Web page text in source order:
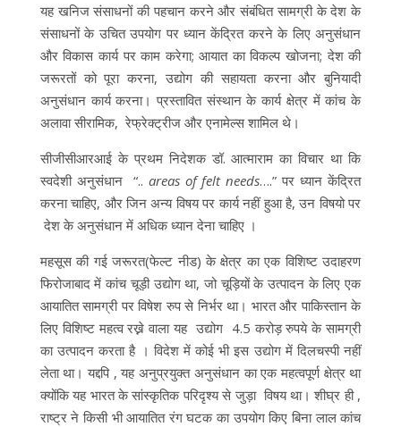
यह खनिज संसाधनों की पहचान करने और संबंधित सामग्री के देश के
संसाधनों के उचित उपयोग पर ध्यान केंद्रित करने के लिए अनुसंधान
और विकास कार्य पर काम करेगा; आयात का विकल्प खोजना; देश की
जरूरतों को पूरा करना, उद्योग की सहायता करना और बुनियादी
अनुसंधान कार्य करना। प्रस्तावित संस्थान के कार्य क्षेत्र में कांच के
अलावा सीरामिक, रेफ्रेक्ट्रीज और एनामेल्स शामिल थे।
सीजीसीआरआई के प्रथम निदेशक डॉ. आत्माराम का विचार था कि
स्वदेशी अनुसंधान “.. areas of felt needs….” पर ध्यान केंद्रित
करना चाहिए, और जिन अन्य विषय पर कार्य नहीं हुआ है, उन विषयो पर
देश के अनुसंधान में अधिक ध्यान देना चाहिए ।
महसूस की गई जरूरत(फेल्ट नीड) के क्षेत्र का एक विशिष्ट उदाहरण
फिरोजाबाद में कांच चूड़ी उद्योग था, जो चूड़ियों के उत्पादन के लिए एक
आयातित सामग्री पर विषेश रुप से निर्भर था। भारत और पाकिस्तान के
लिए विशिष्ट महत्व रख्ने वाला यह उद्योग 4.5 करोड़ रुपये के सामग्री
का उत्पादन करता है । विदेश में कोई भी इस उद्योग में दिलचस्पी नहीं
लेता था। यद्दपि , यह अनुप्रयुक्त अनुसंधान का एक महत्वपूर्ण क्षेत्र था
क्योंकि यह भारत के सांस्कृतिक परिदृश्य से जुड़ा विषय था। शीघ्र ही ,
राष्ट्र ने किसी भी आयातित रंग घटक का उपयोग किए बिना लाल कांच